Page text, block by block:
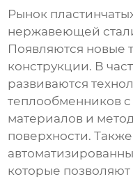
Рынок
нержавеющей
Появляются новые
конструкции. В
развиваются
теплообменников
материалов и
поверхности.
которые